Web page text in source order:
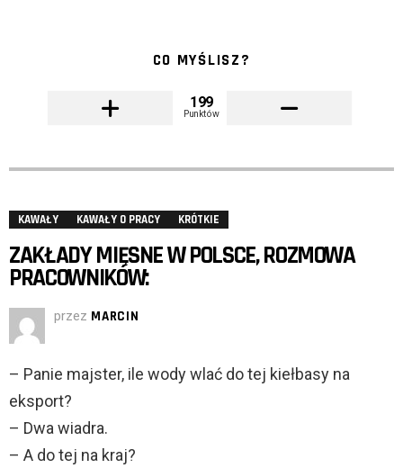
CO MYŚLISZ?
199
Punktów
KAWAŁY KAWAŁY O PRACY KRÓTKIE
ZAKŁADY MIĘSNE W POLSCE, ROZMOWA
PRACOWNIKÓW:
przez MARCIN
– Panie majster, ile wody wlać do tej kiełbasy na
eksport?
– Dwa wiadra.
– A do tej na kraj?